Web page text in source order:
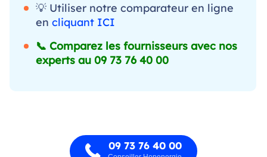
💡 Utiliser notre comparateur en ligne
en cliquant ICI
📞 Comparez les fournisseurs avec nos
experts au 09 73 76 40 00
09 73 76 40 00